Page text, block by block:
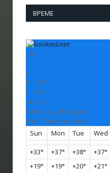
ВРЕМЕ
+32
°
C
H: +33°
L: +20°
Vranje
Saturday, 08 August
See 7-Day Forecast
Sun
Mon Tue Wed
+33° +37° +38° +37°
+19° +19° +20° +21°